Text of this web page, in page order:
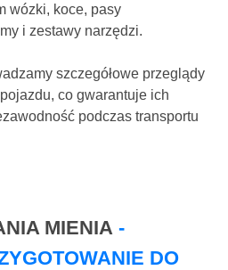
wózki, koce, pasy
i zestawy narzędzi.
szczegółowe przeglądy
co gwarantuje ich
podczas transportu
MIENIA -
DO